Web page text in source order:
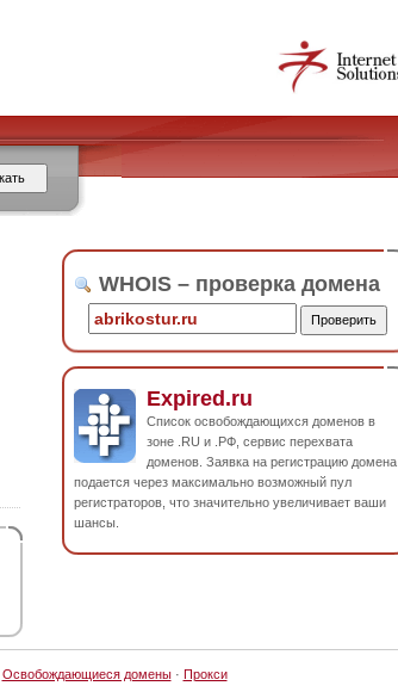
WHOIS – проверка домена
Expired.ru
Список освобождающихся доменов в
зоне .RU и .РФ, сервис перехвата
доменов. Заявка на регистрацию домена
подается через максимально возможный пул
регистраторов, что значительно увеличивает ваши
шансы.
Освобождающиеся домены· Прокси